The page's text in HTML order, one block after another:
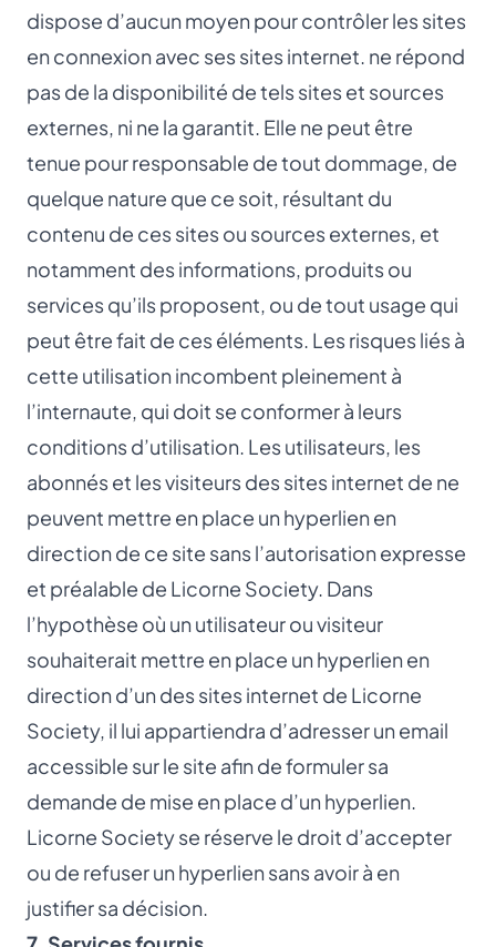
dispose d’aucun moyen pour contrôler les sites
en connexion avec ses sites internet. ne répond
pas de la disponibilité de tels sites et sources
externes, ni ne la garantit. Elle ne peut être
tenue pour responsable de tout dommage, de
quelque nature que ce soit, résultant du
contenu de ces sites ou sources externes, et
notamment des informations, produits ou
services qu’ils proposent, ou de tout usage qui
peut être fait de ces éléments. Les risques liés à
cette utilisation incombent pleinement à
l’internaute, qui doit se conformer à leurs
conditions d’utilisation. Les utilisateurs, les
abonnés et les visiteurs des sites internet de ne
peuvent mettre en place un hyperlien en
direction de ce site sans l’autorisation expresse
et préalable de Licorne Society. Dans
l’hypothèse où un utilisateur ou visiteur
souhaiterait mettre en place un hyperlien en
direction d’un des sites internet de Licorne
Society, il lui appartiendra d’adresser un email
accessible sur le site afin de formuler sa
demande de mise en place d’un hyperlien.
Licorne Society se réserve le droit d’accepter
ou de refuser un hyperlien sans avoir à en
justifier sa décision.